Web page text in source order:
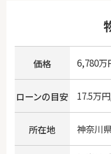
価格 6,780万
ローンの目安 17.5万
所在地 神奈川